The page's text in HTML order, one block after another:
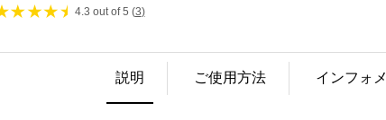
4.3 out of 5 (3)
説明 ご使用方法 インフォ